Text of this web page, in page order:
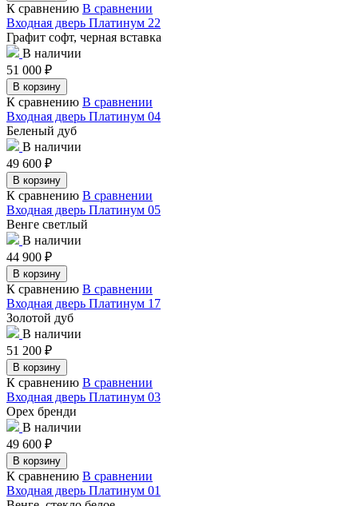
К сравнению В сравнении
Входная дверь Платинум 22
Графит софт, черная вставка
В наличии
51 000 ₽
В корзину
К сравнению В сравнении
Входная дверь Платинум 04
Беленый дуб
В наличии
49 600 ₽
В корзину
К сравнению В сравнении
Входная дверь Платинум 05
Венге светлый
В наличии
44 900 ₽
В корзину
К сравнению В сравнении
Входная дверь Платинум 17
Золотой дуб
В наличии
51 200 ₽
В корзину
К сравнению В сравнении
Входная дверь Платинум 03
Орех бренди
В наличии
49 600 ₽
В корзину
К сравнению В сравнении
Входная дверь Платинум 01